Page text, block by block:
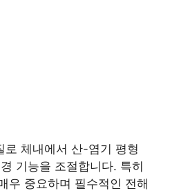
로 체내에서 산-염기 평형
기능을 조절합니다. 특히
우 중요하며 필수적인 전해